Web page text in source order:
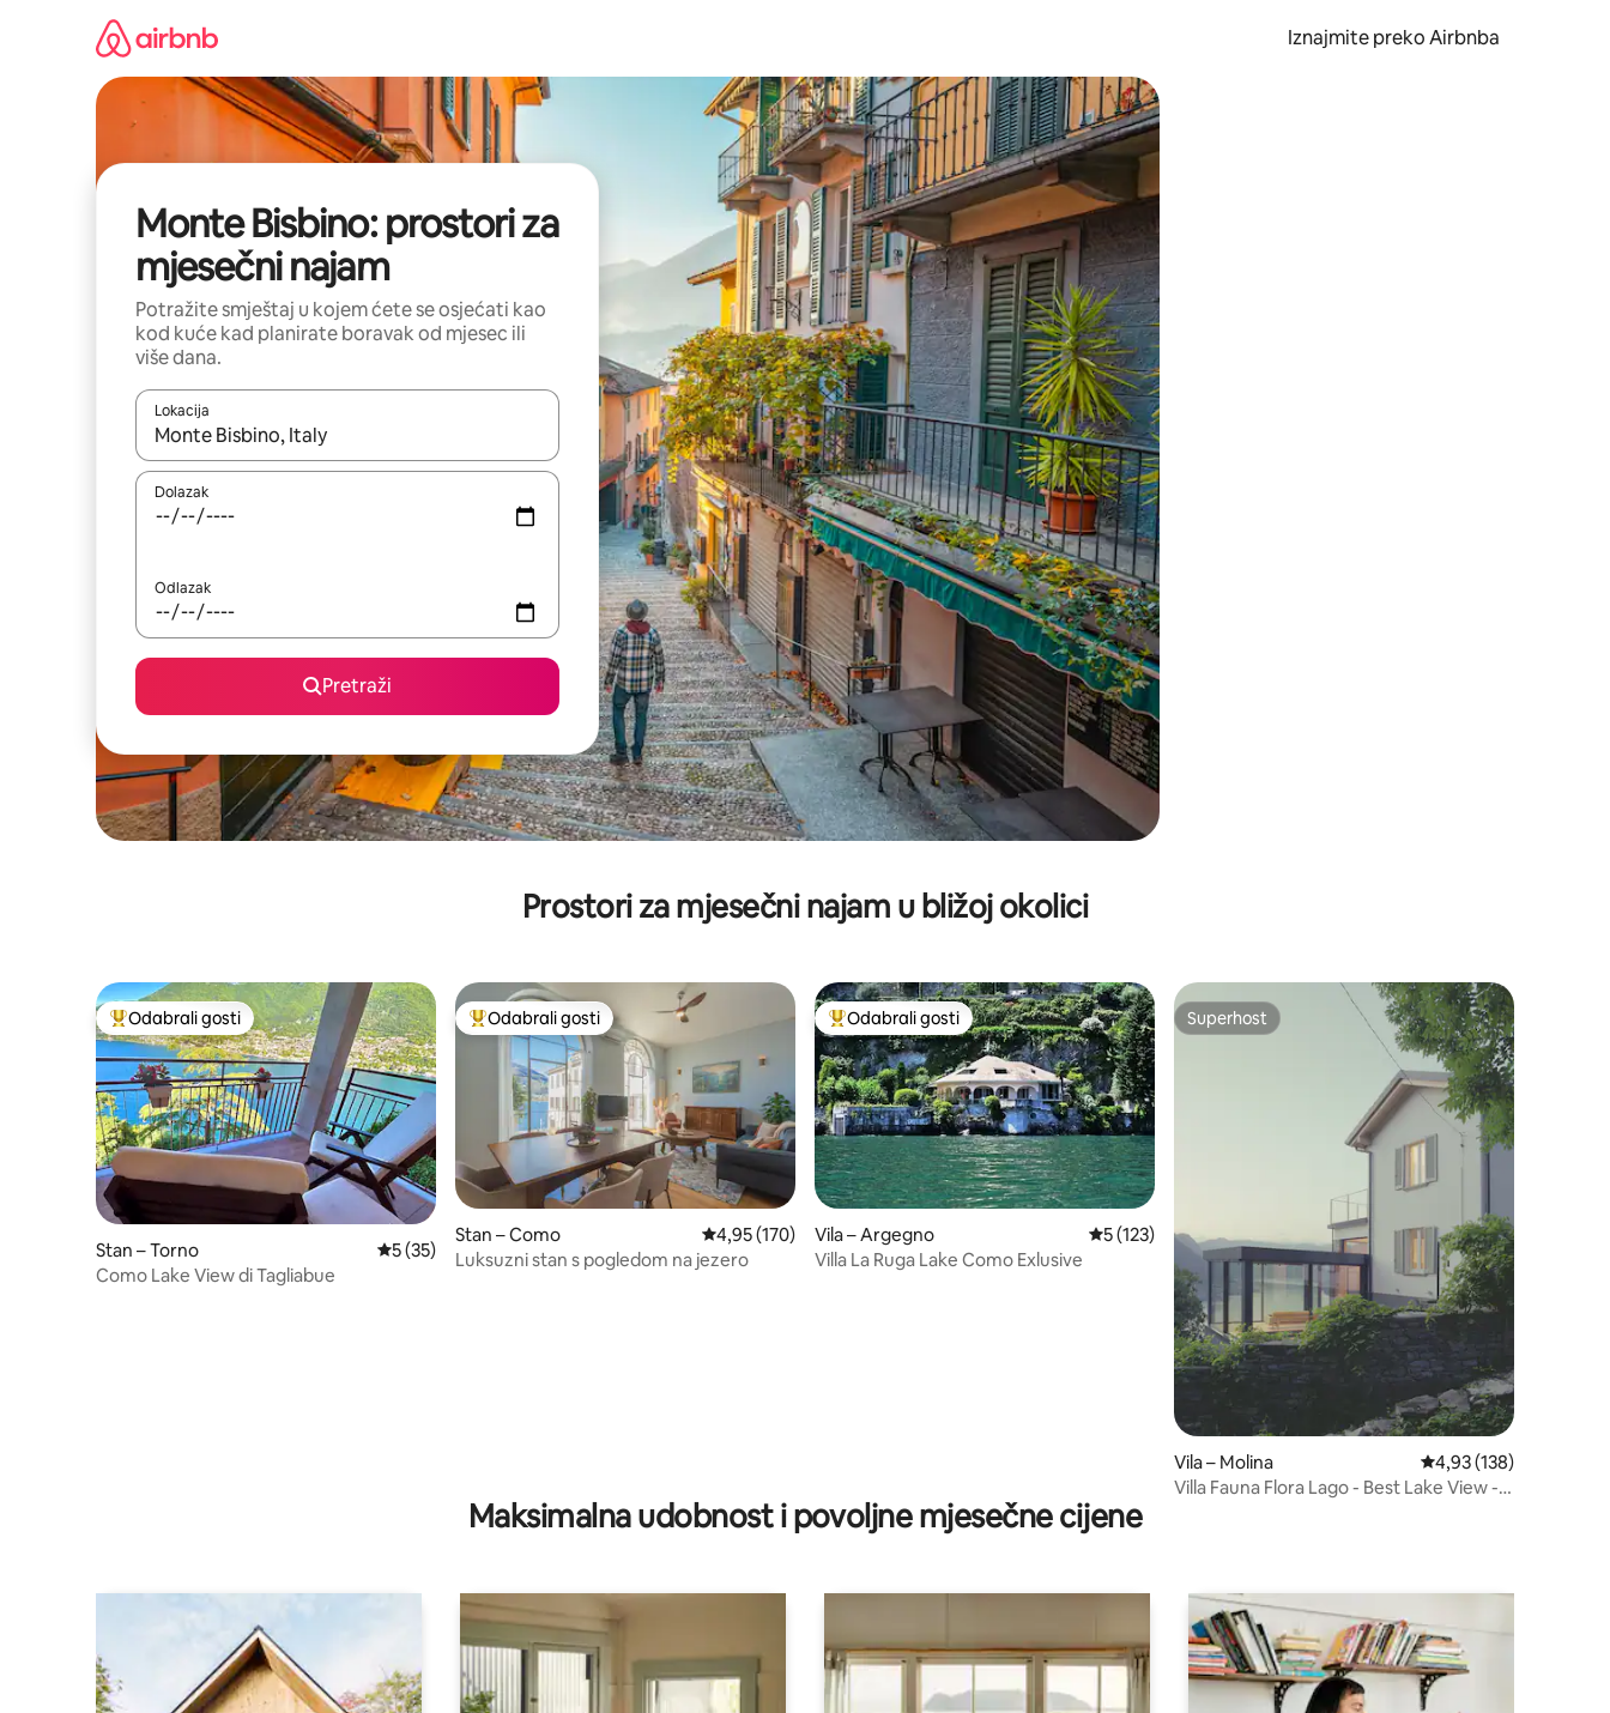
Iznajmite preko Airbnba
Monte Bisbino: prostori za
mjesečni najam
Potražite smještaj u kojem ćete se osjećati kao
kod kuće kad planirate boravak od mjesec ili
više dana.
Lokacija
Kada budu dostupni rezultati, moći ćete ih pregledati koristeći se strelicama prema gore i prema dolje, kao i dodirom ili prelaskom prstom po zaslonu.
Dolazak
Odlazak
Pretraži
Prostori za mjesečni najam u bližoj okolici
Među najviše rangiranima s oznakom „Odabrali gosti”
Odabrali gosti
Stan – Torno Prosječna ocjena: 5/5, recenzija: 35
5 (35)
Como Lake View di Tagliabue
Među najviše rangiranima s oznakom „Odabrali gosti”
Odabrali gosti
Stan – Como Prosječna ocjena: 4,95/5, recenzija: 170
4,95 (170)
Luksuzni stan s pogledom na jezero
Među najviše rangiranima s oznakom „Odabrali gosti”
Odabrali gosti
Vila – Argegno Prosječna ocjena: 5/5, recenzija: 123
5 (123)
Villa La Ruga Lake Como Exlusive
Superhost
Superhost
Vila – Molina Prosječna ocjena:
4,93 (138)
Villa Fauna Flora Lago - Best Lake View -
Maksimalna udobnost i povoljne mjesečne cijene